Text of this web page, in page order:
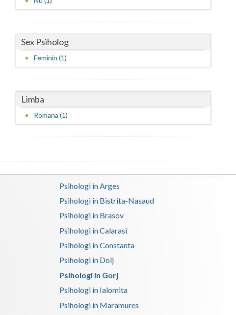
Neamt
Salaj
Timis
Tulcea
Valcea
Vaslui
Sex Psiholog
Feminin (1)
Limba
Romana (1)
Psihologi in Arges
Psihologi in Bistrita-Nasaud
Psihologi in Brasov
Psihologi in Calarasi
Psihologi in Constanta
Psihologi in Dolj
Psihologi in Gorj
Psihologi in Ialomita
Psihologi in Maramures